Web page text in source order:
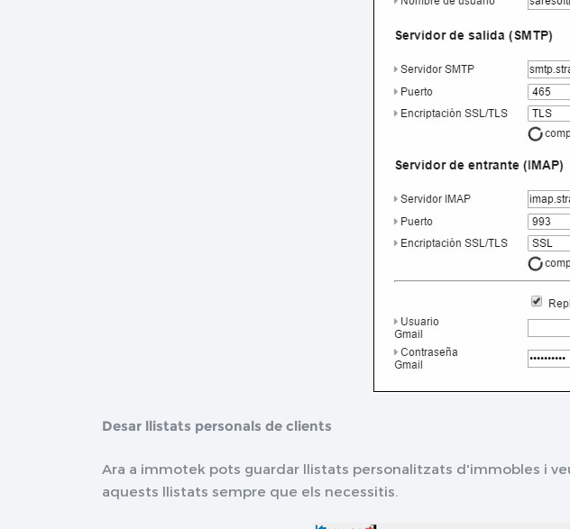
Desar llistats personals de clients
Ara a immotek pots guardar llistats personalitzats d'immobles i
aquests llistats sempre que els necessitis.